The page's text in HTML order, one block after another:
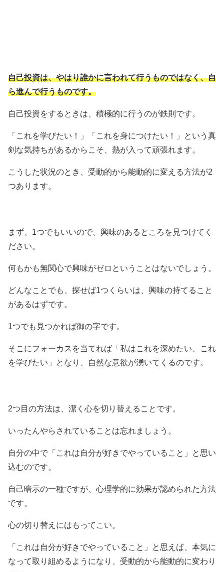
自己投資は、やはり誰かに言われて行うものではなく、自
ら進んで行うものです。
自己投資をするときは、積極的に行うのが鉄則です。
「これを学びたい！」「これを身につけたい！」という真
剣な気持ちがあるからこそ、熱が入って頑張れます。
こうした状況のとき、受動的から能動的に変える方法が2
つあります。
まず、1つでもいいので、興味のあるところを見つけてく
ださい。
何もかも無関心で興味がゼロということはないでしょう。
どんなことでも、探せば1つくらいは、興味の持てること
があるはずです。
1つでも見つかれば御の字です。
そこにフォーカスを当てれば「私はこれを深めたい、これ
を学びたい」となり、自然な意欲が湧いてくるのです。
2つ目の方法は、潔く心を切り替えることです。
いったんやらされていることは忘れましょう。
自分の中で「これは自分が好きでやっていること」と思い
込むのです。
自己暗示の一種ですが、心理学的に効果が認められた方法
です。
心の切り替えにはもってこい。
「これは自分が好きでやっていること」と思えば、本気に
なって取り組めるようになり、受動的から能動的に変わり